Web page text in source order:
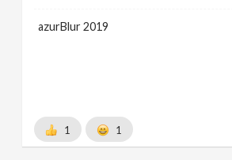
azurBlur 2019
1 1